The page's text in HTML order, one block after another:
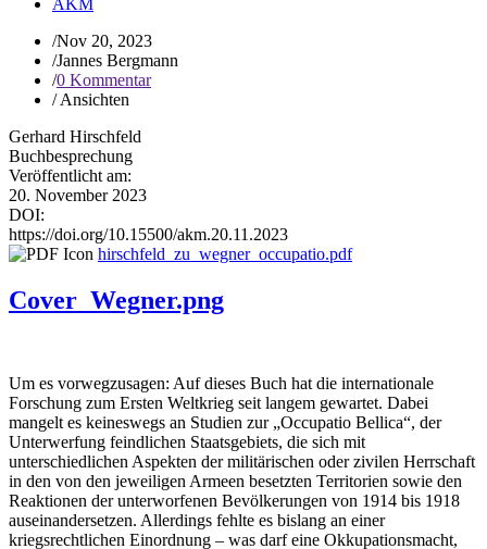
/Nov 20, 2023
/Jannes Bergmann
/0 Kommentar
/Ansichten
Gerhard Hirschfeld
Buchbesprechung
Veröffentlicht am:
20. November 2023
DOI:
https://doi.org/10.15500/akm.20.11.2023
hirschfeld_zu_wegner_occupatio.pdf
Cover_Wegner.png
Um es vorwegzusagen: Auf dieses Buch hat die internationale
Forschung zum Ersten Weltkrieg seit langem gewartet. Dabei
mangelt es keineswegs an Studien zur „Occupatio Bellica“, der
Unterwerfung feindlichen Staatsgebiets, die sich mit
unterschiedlichen Aspekten der militärischen oder zivilen Herrschaft
in den von den jeweiligen Armeen besetzten Territorien sowie den
Reaktionen der unterworfenen Bevölkerungen von 1914 bis 1918
auseinandersetzen. Allerdings fehlte es bislang an einer
kriegsrechtlichen Einordnung – was darf eine Okkupationsmacht,